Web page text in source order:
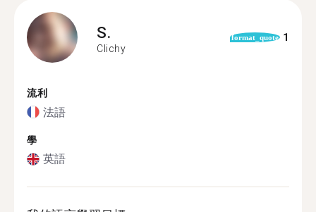
S.
Clichy
format_quote 1
流利
法語
學
英語